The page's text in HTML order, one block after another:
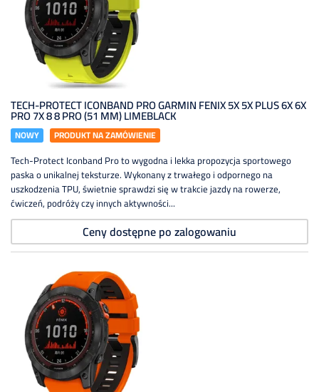
TECH-PROTECT ICONBAND PRO GARMIN FENIX 5X 5X PLUS 6X 6X
PRO 7X 8 8 PRO (51 MM) LIMEBLACK
NOWY PRODUKT NA ZAMÓWIENIE
Tech-Protect Iconband Pro to wygodna i lekka propozycja sportowego
paska o unikalnej teksturze. Wykonany z trwałego i odpornego na
uszkodzenia TPU, świetnie sprawdzi się w trakcie jazdy na rowerze,
ćwiczeń, podróży czy innych aktywności...
Ceny dostępne po zalogowaniu